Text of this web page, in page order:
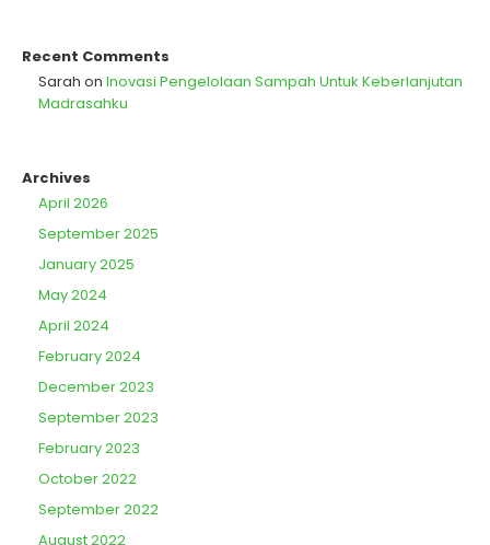
Recent Comments
Sarah on Inovasi Pengelolaan Sampah Untuk Keberlanjutan
Madrasahku
Archives
April 2026
September 2025
January 2025
May 2024
April 2024
February 2024
December 2023
September 2023
February 2023
October 2022
September 2022
August 2022